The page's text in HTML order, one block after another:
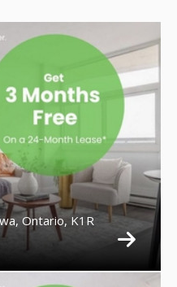
Ontario, K1R